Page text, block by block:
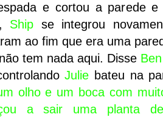
e cortou a parede
Ship se integrou
ao fim que era uma
não tem nada aqui. Disse Ben
Julie bateu na
olho e um boca com
a sair uma planta